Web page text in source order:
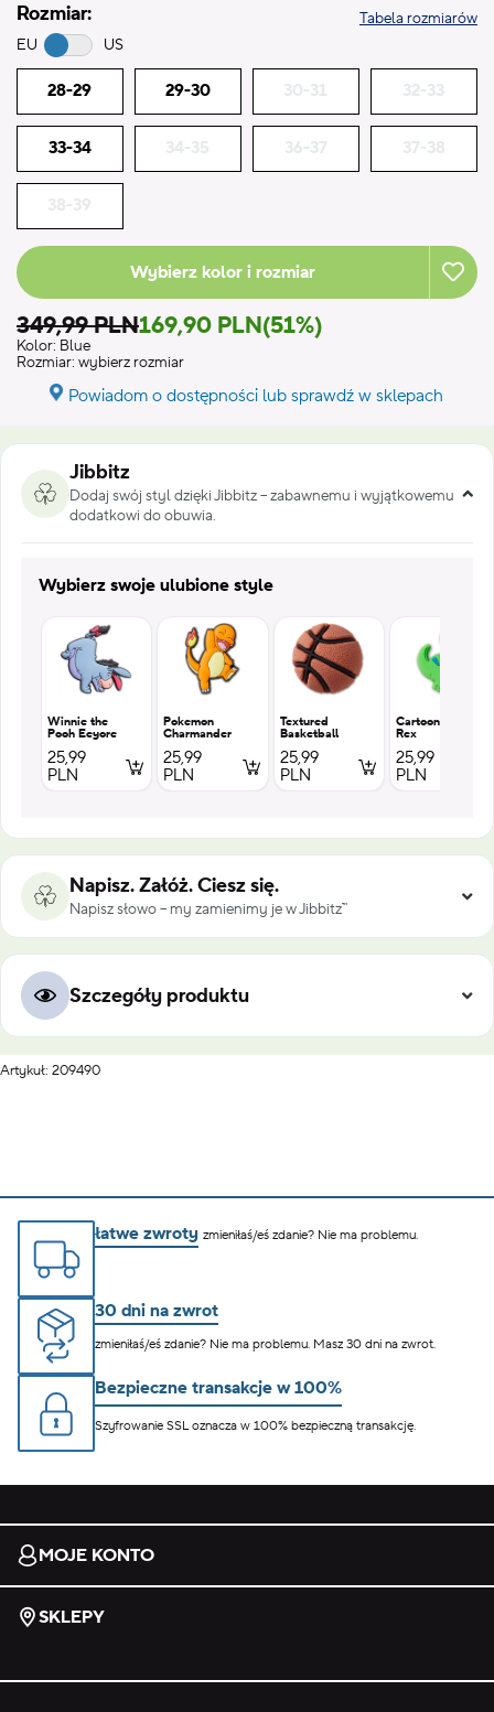
Rozmiar:
EU US
Tabela rozmiarów
28-29 29-30 30-31 32-33
33-34 34-35 36-37 37-38
38-39
Wybierz kolor i rozmiar
349,99 PLN169,90 PLN(51%)
Kolor: Blue
Rozmiar: wybierz rozmiar
Powiadom o dostępności lub sprawdź w sklepach
Jibbitz
Dodaj swój styl dzięki Jibbitz – zabawnemu i wyjątkowemu
dodatkowi do obuwia.
Wybierz swoje ulubione style
Winnie the
Pooh Eeyore
25,99
PLN
Pokemon
Charmander
25,99
PLN
Textured
Basketball
25,99
PLN
Cartoon T
Rex
25,99
PLN
Napisz. Załóż. Ciesz się.
Napisz słowo – my zamienimy je w Jibbitz™
Szczegóły produktu
Artykuł: 209490
łatwe zwroty zmieniłaś/eś zdanie? Nie ma problemu.
30 dni na zwrot
zmieniłaś/eś zdanie? Nie ma problemu. Masz 30 dni na zwrot.
Bezpieczne transakcje w 100%
Szyfrowanie SSL oznacza w 100% bezpieczną transakcję.
MOJE KONTO
SKLEPY